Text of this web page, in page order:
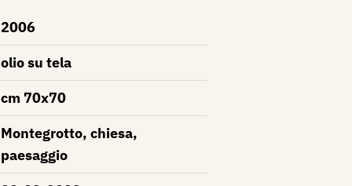
2006
olio su tela
cm 70x70
Montegrotto, chiesa,
paesaggio